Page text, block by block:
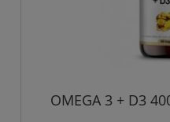
OMEGA 3 + D3